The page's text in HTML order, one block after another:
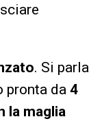
. Si parla
pronta da 4
la maglia